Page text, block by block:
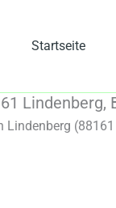
Startseite
Lindenberg,
Lindenberg